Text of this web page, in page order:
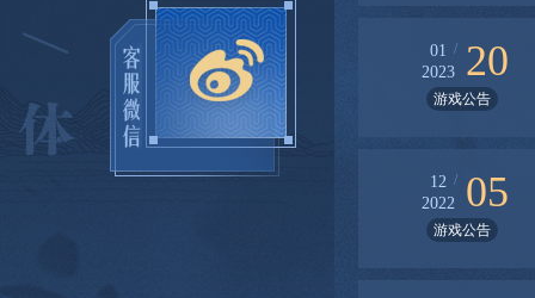
01
2023
20
/
游戏公告
12
2022
05
/
游戏公告